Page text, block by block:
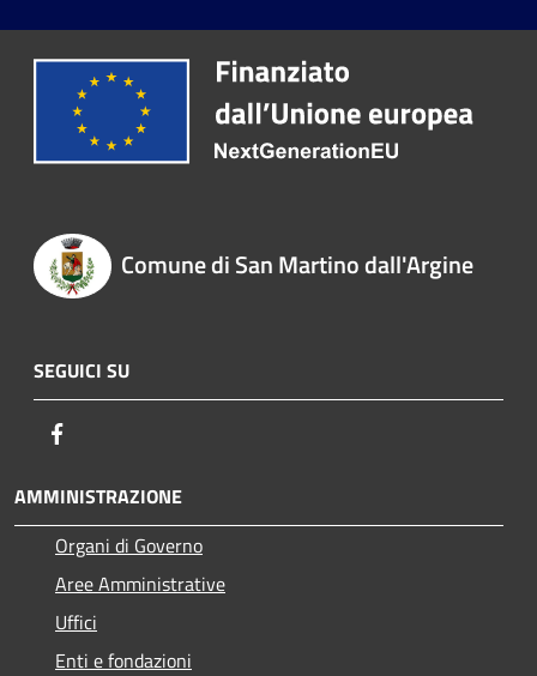
Comune di San Martino dall'Argine
SEGUICI SU
AMMINISTRAZIONE
Organi di Governo
Aree Amministrative
Uffici
Enti e fondazioni